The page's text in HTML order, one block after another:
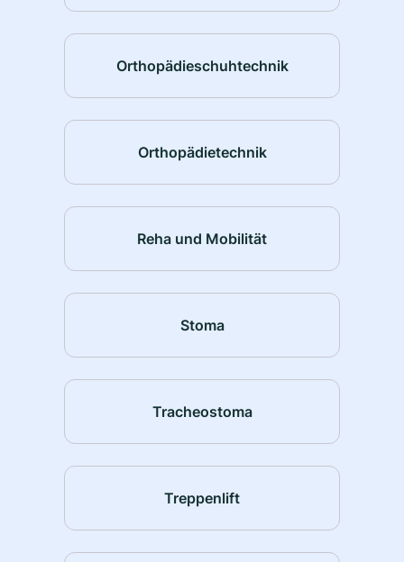
Orthopädieschuhtechnik
Orthopädietechnik
Reha und Mobilität
Stoma
Tracheostoma
Treppenlift